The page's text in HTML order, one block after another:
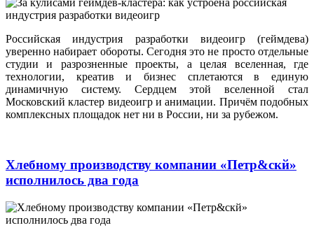
Российская индустрия разработки видеоигр (геймдева)
уверенно набирает обороты. Сегодня это не просто отдельные
студии и разрозненные проекты, а целая вселенная, где
технологии, креатив и бизнес сплетаются в единую
динамичную систему. Сердцем этой вселенной стал
Московский кластер видеоигр и анимации. Причём подобных
комплексных площадок нет ни в России, ни за рубежом.
Хлебному производству компании «Петр&скй»
исполнилось два года